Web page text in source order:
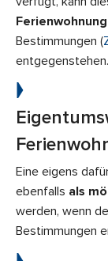
Ferienwohnung
Bestimmungen (
entgegenstehen.
Eine eigens
ebenfalls als
werden, wenn
Bestimmungen